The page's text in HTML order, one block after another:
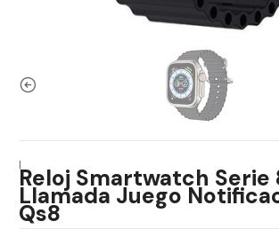
|Reloj Smartwatch Serie
Llamada Juego
Qs8